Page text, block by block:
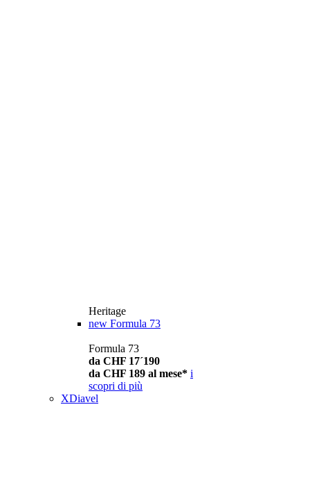
Heritage
new Formula 73
Formula 73
da CHF 17´190
da CHF 189 al mese* i
scopri di più
XDiavel